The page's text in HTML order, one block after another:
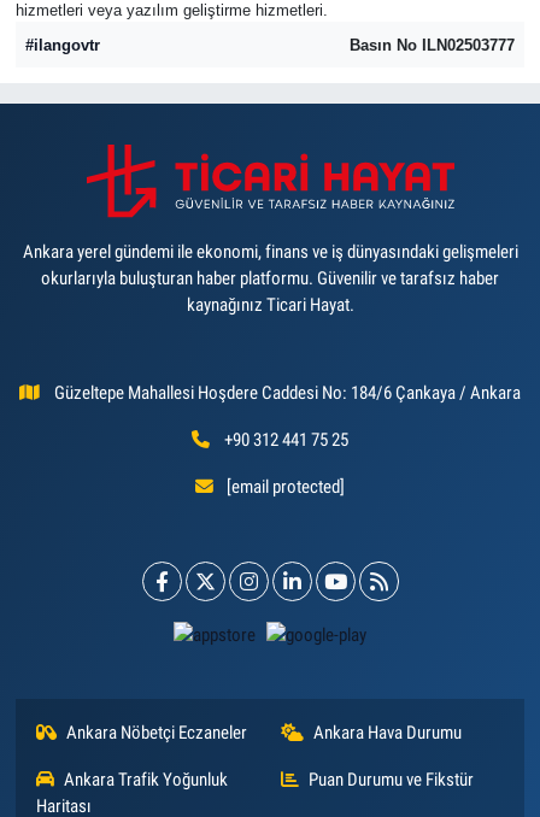
hizmetleri veya yazılım geliştirme hizmetleri.
#ilangovtr
Basın No ILN02503777
Ankara yerel gündemi ile ekonomi, finans ve iş dünyasındaki gelişmeleri
okurlarıyla buluşturan haber platformu. Güvenilir ve tarafsız haber
kaynağınız Ticari Hayat.
Güzeltepe Mahallesi Hoşdere Caddesi No: 184/6 Çankaya / Ankara
+90 312 441 75 25
[email protected]
Ankara Nöbetçi Eczaneler Ankara Hava Durumu
Ankara Trafik Yoğunluk
Haritası
Puan Durumu ve Fikstür